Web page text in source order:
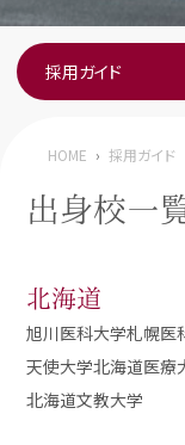
採用ガイド
募集要項
採用の流れ
Movies
Q&A
HOME 採用ガイド
出身校一
北海道
旭川医科大学札幌医
天使大学北海道医療
北海道文教大学